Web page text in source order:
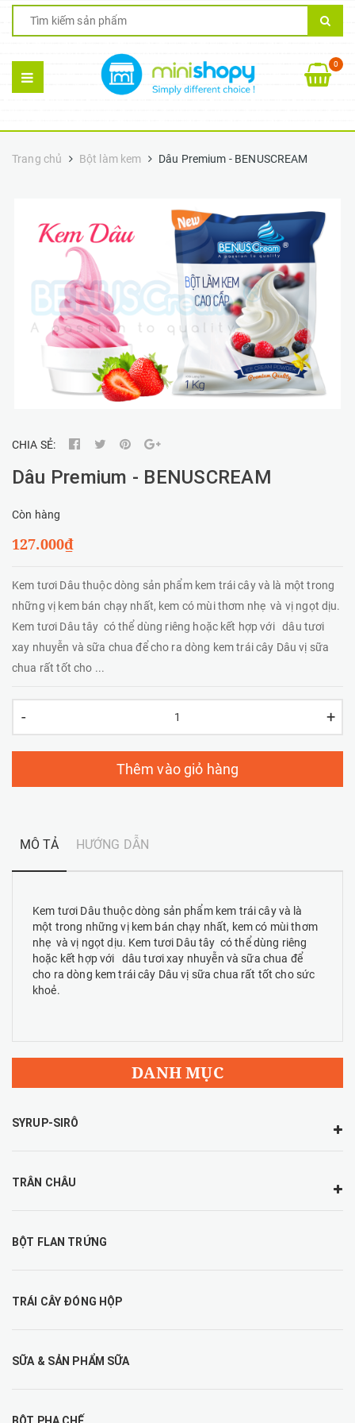
0
Trang chủ Bột làm kem Dâu Premium - BENUSCREAM
CHIA SẺ:
Dâu Premium - BENUSCREAM
Còn hàng
127.000₫
Kem tươi Dâu thuộc dòng sản phẩm kem trái cây và là một trong
những vị kem bán chạy nhất, kem có mùi thơm nhẹ và vị ngọt dịu.
Kem tươi Dâu tây có thể dùng riêng hoặc kết hợp với dâu tươi
xay nhuyễn và sữa chua để cho ra dòng kem trái cây Dâu vị sữa
chua rất tốt cho ...
- +
Thêm vào giỏ hàng
MÔ TẢ HƯỚNG DẪN
Kem tươi Dâu thuộc dòng sản phẩm kem trái cây và là
một trong những vị kem bán chạy nhất, kem có mùi thơm
nhẹ và vị ngọt dịu. Kem tươi Dâu tây có thể dùng riêng
hoặc kết hợp với dâu tươi xay nhuyễn và sữa chua để
cho ra dòng kem trái cây Dâu vị sữa chua rất tốt cho sức
khoẻ.
DANH MỤC
SYRUP-SIRÔ
TRÂN CHÂU
BỘT FLAN TRỨNG
TRÁI CÂY ĐÓNG HỘP
SỮA & SẢN PHẨM SỮA
BỘT PHA CHẾ